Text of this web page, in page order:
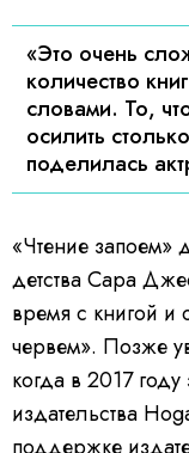
«Это очень
количество
словами. То,
осилить
поделилась
«Чтение запоем»
детства Сара
время с книгой и
червем». Позже
когда в 2017
издательства
поддержке